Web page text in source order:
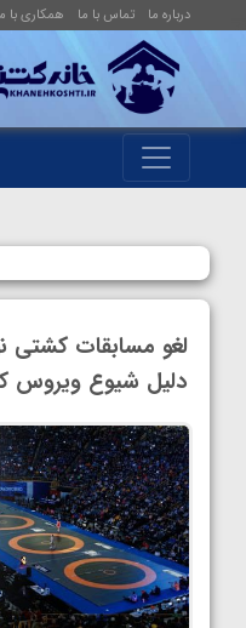
درباره ما تماس با ما همکاری با
لغو مسابقات کشتی
دلیل شیوع ویروس